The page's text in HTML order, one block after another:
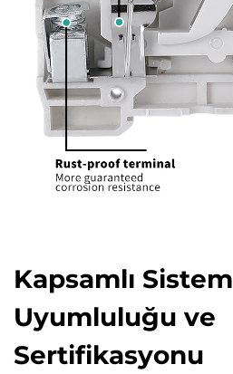
Kapsamlı Sistem
Uyumluluğu ve
Sertifikasyonu